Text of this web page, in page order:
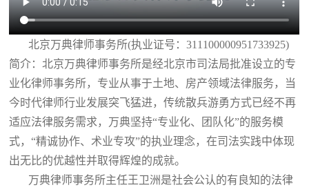
北京万典律师事务所(执业证号：311100000951733925)
简介：北京万典律师事务所是经北京市司法局批准设立的专
业化律师事务所，专业从事于土地、房产领域法律服务，当
今时代律师行业发展突飞猛进，传统散兵游勇方式已经不再
适应法律服务需求，万典坚持“专业化、团队化”的服务模
式，“精诚协作、术业专攻”的执业理念，在司法实践中体现
出无比的优越性并取得辉煌的成就。
万典律师事务所主任王卫洲是社会公认的有良知的法律